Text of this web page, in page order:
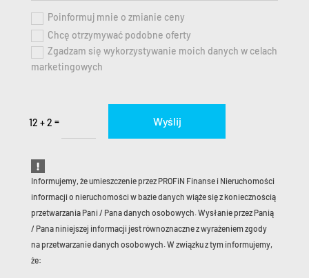
Poinformuj mnie o zmianie ceny
Chcę otrzymywać podobne oferty
Zgadzam się wykorzystywanie moich danych w celach
marketingowych
12 + 2 = Wyślij
Informujemy, że umieszczenie przez PROFiN Finanse i Nieruchomości
informacji o nieruchomości w bazie danych wiąże się z koniecznością
przetwarzania Pani / Pana danych osobowych. Wysłanie przez Panią
/ Pana niniejszej informacji jest równoznaczne z wyrażeniem zgody
na przetwarzanie danych osobowych. W związku z tym informujemy,
że: